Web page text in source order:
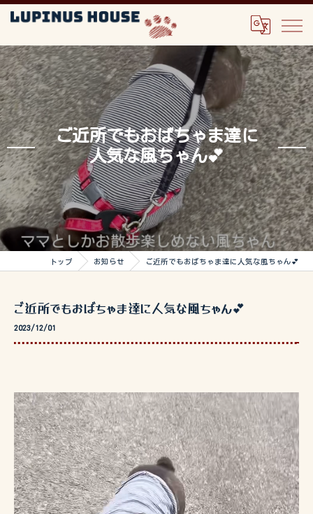
ご近所でもおばちゃま達に
人気な風ちゃん💕
トップ お知らせ ご近所でもおばちゃま達に人気な風ちゃん💕
ご近所でもおばちゃま達に人気な風ちゃん💕
2023/12/01